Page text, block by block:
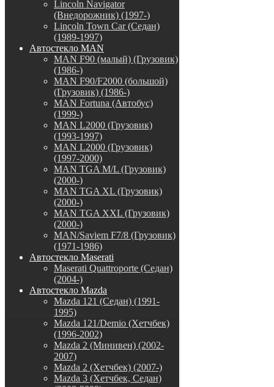
Lincoln Navigator
(Внедорожник) (1997-)
Lincoln Town Car (Седан)
(1989-1997)
Автостекло MAN
MAN F90 (малый) (Грузовик)
(1986-)
MAN F90/F2000 (большой)
(Грузовик) (1986-)
MAN Fortuna (Автобус)
(1999-)
MAN L2000 (Грузовик)
(1993-1997)
MAN L2000 (Грузовик)
(1997-2000)
MAN TGA M/L (Грузовик)
(2000-)
MAN TGA XL (Грузовик)
(2000-)
MAN TGA XXL (Грузовик)
(2000-)
MAN/Saviem F7/8 (Грузовик)
(1971-1986)
Автостекло Maserati
Maserati Quattroporte (Седан)
(2004-)
Автостекло Mazda
Mazda 121 (Седан) (1991-
1995)
Mazda 121/Demio (Хетчбек)
(1996-2002)
Mazda 2 (Минивен) (2002-
2007)
Mazda 2 (Хетчбек) (2007-)
Mazda 3 (Хетчбек, Седан)